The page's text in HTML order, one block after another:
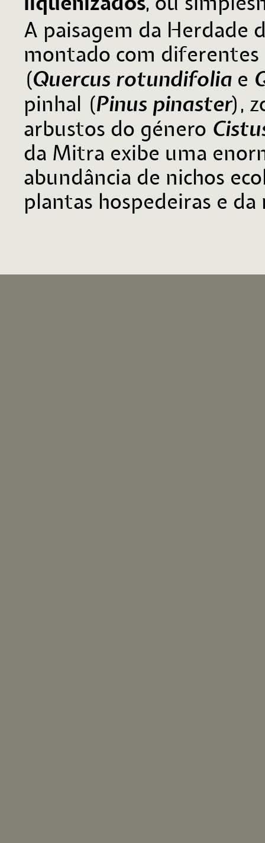
A paisagem da Herdade
montado com diferentes
(Quercus rotundifolia e
pinhal (Pinus pinaster),
arbustos do género
da Mitra exibe uma
abundância de nichos
plantas hospedeiras e